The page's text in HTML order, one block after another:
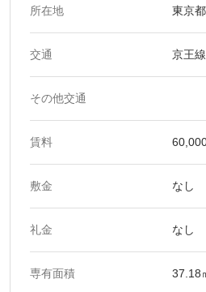
所在地 東京
交通 京王
その他交通
賃料
敷金 なし
礼金 なし
専有面積 37.18